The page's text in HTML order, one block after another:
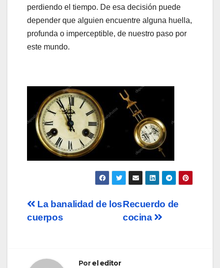
perdiendo el tiempo. De esa decisión puede
depender que alguien encuentre alguna huella,
profunda o imperceptible, de nuestro paso por
este mundo.
Navegación
Recuerdo de
cocina
La banalidad de los
cuerpos
Porel editor